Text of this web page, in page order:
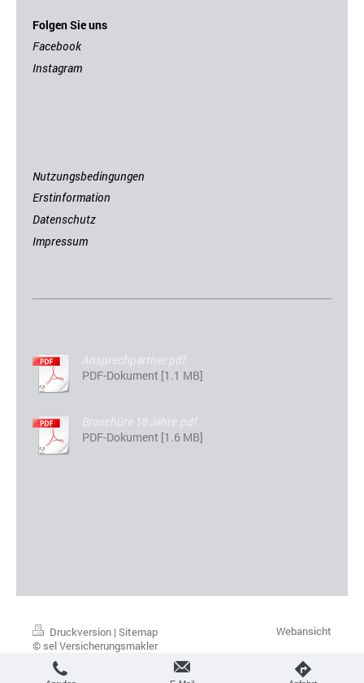
Folgen Sie uns
Facebook
Instagram
Nutzungsbedingungen
Erstinformation
Datenschutz
Impressum
Ansprechpartner.pdf
PDF-Dokument [1.1 MB]
Broschüre 18 Jahre.pdf
PDF-Dokument [1.6 MB]
Druckversion | Sitemap
© sel Versicherungsmakler
Ulmerstr. 130 73431 Aalen Tel.
07361 4905818 info@selmakler.de
Webansicht